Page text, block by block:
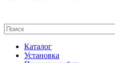
Каталог
Установка